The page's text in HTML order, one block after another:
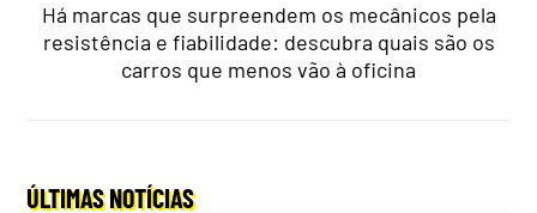
Há marcas que surpreendem os mecânicos pela
resistência e fiabilidade: descubra quais são os
carros que menos vão à oficina
ÚLTIMAS NOTÍCIAS